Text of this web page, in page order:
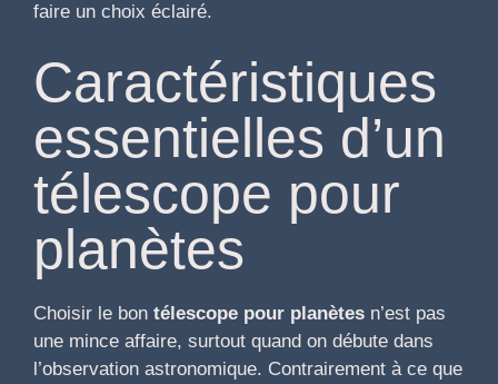
faire un choix éclairé.
Caractéristiques
essentielles d’un
télescope pour
planètes
Choisir le bon télescope pour planètes n’est pas
une mince affaire, surtout quand on débute dans
l’observation astronomique. Contrairement à ce que